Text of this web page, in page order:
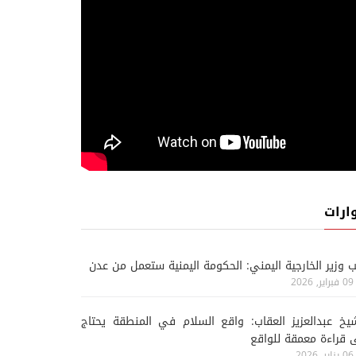
وزير الخارجية اليمني: الحكومة اليمنية ستعمل من عدن
09 فبراير, 2026
عبدالعزيز العقاب: واقع السلام في المنطقة يحتاج
قراءة معمقة للواقع